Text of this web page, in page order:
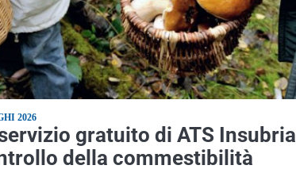
2026
gratuito di ATS Insubria
della commestibilità